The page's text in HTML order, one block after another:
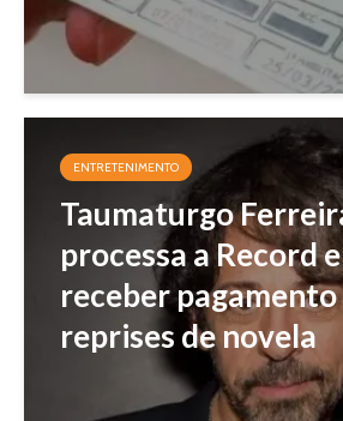
ENTRETENIMENTO
Taumaturgo
processa a Record
receber
reprises de novela